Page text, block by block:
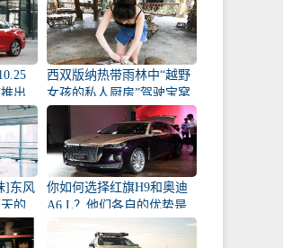
出
西双版纳热带雨林中“越野
女孩的私人厨房”驾驶宝窝
BX5
]东风
的
你如何选择红旗H9和奥迪
A6 L？他们各自的优势是